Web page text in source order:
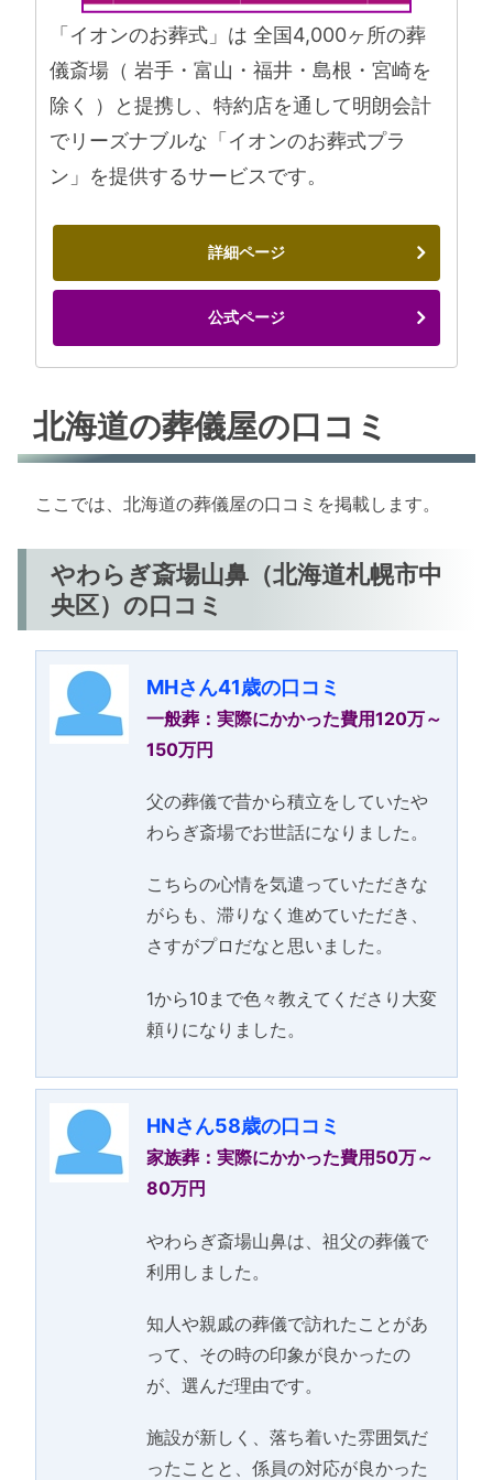
「イオンのお葬式」は 全国4,000ヶ所の葬
儀斎場（ 岩手・富山・福井・島根・宮崎を
除く ）と提携し、特約店を通して明朗会計
でリーズナブルな「イオンのお葬式プラ
ン」を提供するサービスです。
詳細ページ
公式ページ
北海道の葬儀屋の口コミ
ここでは、北海道の葬儀屋の口コミを掲載します。
やわらぎ斎場山鼻（北海道札幌市中
央区）の口コミ
MHさん41歳の口コミ
一般葬：実際にかかった費用120万～
150万円
父の葬儀で昔から積立をしていたや
わらぎ斎場でお世話になりました。
こちらの心情を気遣っていただきな
がらも、滞りなく進めていただき、
さすがプロだなと思いました。
1から10まで色々教えてくださり大変
頼りになりました。
HNさん58歳の口コミ
家族葬：実際にかかった費用50万～
80万円
やわらぎ斎場山鼻は、祖父の葬儀で
利用しました。
知人や親戚の葬儀で訪れたことがあ
って、その時の印象が良かったの
が、選んだ理由です。
施設が新しく、落ち着いた雰囲気だ
ったことと、係員の対応が良かった